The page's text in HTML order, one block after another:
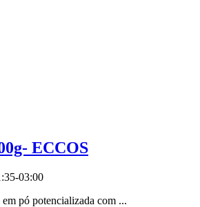
ECCOS
03:00
pó potencializada com ...